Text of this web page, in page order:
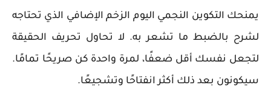
يمنحك التكوين النجمي اليوم الزخم الإضافي الذي تحتاجه
لشرح بالضبط ما تشعر به. لا تحاول تحريف الحقيقة
لتجعل نفسك أقل ضعفًا، لمرة واحدة كن صريحًا تمامًا.
سيكونون بعد ذلك أكثر انفتاحًا وتشجيعًا.